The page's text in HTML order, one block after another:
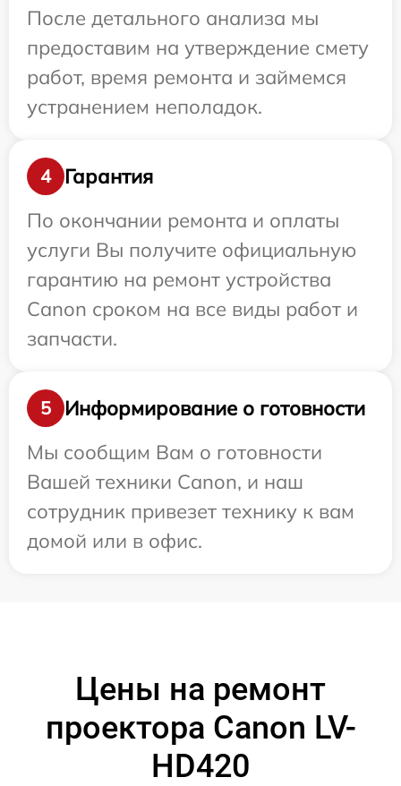
После детального анализа мы
предоставим на утверждение смету
работ, время ремонта и займемся
устранением неполадок.
4
Гарантия
По окончании ремонта и оплаты
услуги Вы получите официальную
гарантию на ремонт устройства
Canon сроком на все виды работ и
запчасти.
5
Информирование о готовности
Мы сообщим Вам о готовности
Вашей техники Canon, и наш
сотрудник привезет технику к вам
домой или в офис.
Цены на ремонт
проектора Canon LV-
HD420